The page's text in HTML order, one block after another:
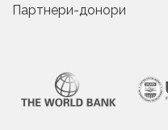
Партнери-донори